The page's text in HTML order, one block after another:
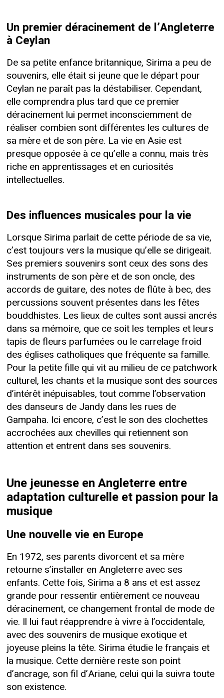
Un premier déracinement de l’Angleterre
à Ceylan
De sa petite enfance britannique, Sirima a peu de
souvenirs, elle était si jeune que le départ pour
Ceylan ne paraît pas la déstabiliser. Cependant,
elle comprendra plus tard que ce premier
déracinement lui permet inconsciemment de
réaliser combien sont différentes les cultures de
sa mère et de son père. La vie en Asie est
presque opposée à ce qu’elle a connu, mais très
riche en apprentissages et en curiosités
intellectuelles.
Des influences musicales pour la vie
Lorsque Sirima parlait de cette période de sa vie,
c’est toujours vers la musique qu’elle se dirigeait.
Ses premiers souvenirs sont ceux des sons des
instruments de son père et de son oncle, des
accords de guitare, des notes de flûte à bec, des
percussions souvent présentes dans les fêtes
bouddhistes. Les lieux de cultes sont aussi ancrés
dans sa mémoire, que ce soit les temples et leurs
tapis de fleurs parfumées ou le carrelage froid
des églises catholiques que fréquente sa famille.
Pour la petite fille qui vit au milieu de ce patchwork
culturel, les chants et la musique sont des sources
d’intérêt inépuisables, tout comme l’observation
des danseurs de Jandy dans les rues de
Gampaha. Ici encore, c’est le son des clochettes
accrochées aux chevilles qui retiennent son
attention et entrent dans ses souvenirs.
Une jeunesse en Angleterre entre
adaptation culturelle et passion pour la
musique
Une nouvelle vie en Europe
En 1972, ses parents divorcent et sa mère
retourne s’installer en Angleterre avec ses
enfants. Cette fois, Sirima a 8 ans et est assez
grande pour ressentir entièrement ce nouveau
déracinement, ce changement frontal de mode de
vie. Il lui faut réapprendre à vivre à l’occidentale,
avec des souvenirs de musique exotique et
joyeuse pleins la tête. Sirima étudie le français et
la musique. Cette dernière reste son point
d’ancrage, son fil d’Ariane, celui qui la suivra toute
son existence.